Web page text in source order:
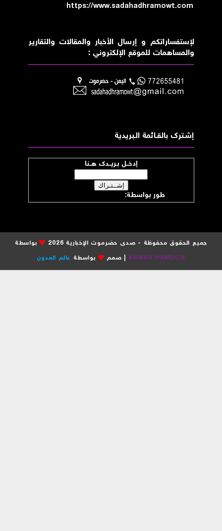
https://www.sadahadhramowt.com
لإستفساراتكم و إرسال الأخبار والمقالات والتقارير
والمساهمات للموقع الإلكتروني :
إشــترك بالقـــائمة الــبريدية
إدخــل بـريــدك هــنا
طور بواسطة:موقع صدى حضرموت
جميع الحقوق محفوظة - صدى حضرموت الإخبارية 2026
بواسطة
ANWAR HAMDON| صمم بواسطةعالم المدون